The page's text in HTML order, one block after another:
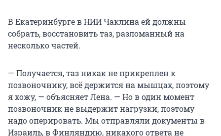
В Екатеринбурге в НИИ Чаклина ей должны
собрать, восстановить таз, разломанный на
несколько частей.
— Получается, таз никак не прикреплен к
позвоночнику, всё держится на мышцах, поэтому
я хожу, — объясняет Лена. — Но в один момент
позвоночник не выдержит нагрузки, поэтому
надо оперировать. Мы отправляли документы в
Израиль, в Финляндию, никакого ответа не